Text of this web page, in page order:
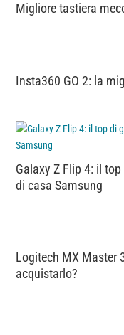
Migliore tastiera
Insta360 GO 2: la
Galaxy Z Flip 4: il
di casa Samsung
Logitech MX Master
acquistarlo?